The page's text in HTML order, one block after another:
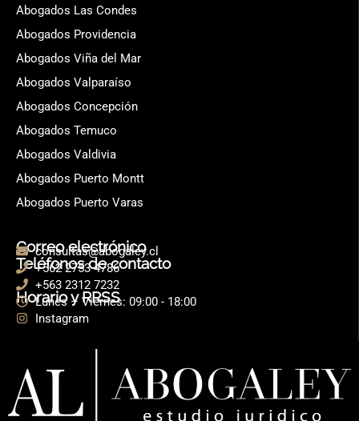
Abogados Las Condes
Abogados Providencia
Abogados Viña del Mar
Abogados Valparaíso
Abogados Concepción
Abogados Temuco
Abogados Valdivia
Abogados Puerto Montt
Abogados Puerto Varas
Correo electrónico
consultas@abogaley.cl
Teléfonos de contacto
+562 2753 4786
+563 2312 7232
Horario y RRSS
Lunes – Viernes: 09:00 - 18:00
Instagram